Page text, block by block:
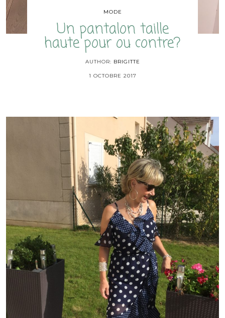
MODE
Un pantalon taille
haute pour ou contre?
AUTHOR: BRIGITTE
1 OCTOBRE 2017